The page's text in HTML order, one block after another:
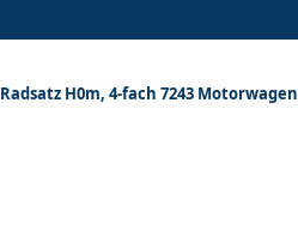
Radsatz H0m, 4-fach 7243 Motorwagen